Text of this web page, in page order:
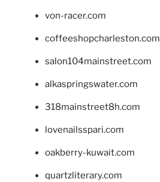
von-racer.com
coffeeshopcharleston.com
salon104mainstreet.com
alkaspringswater.com
318mainstreet8h.com
lovenailsspari.com
oakberry-kuwait.com
quartzliterary.com